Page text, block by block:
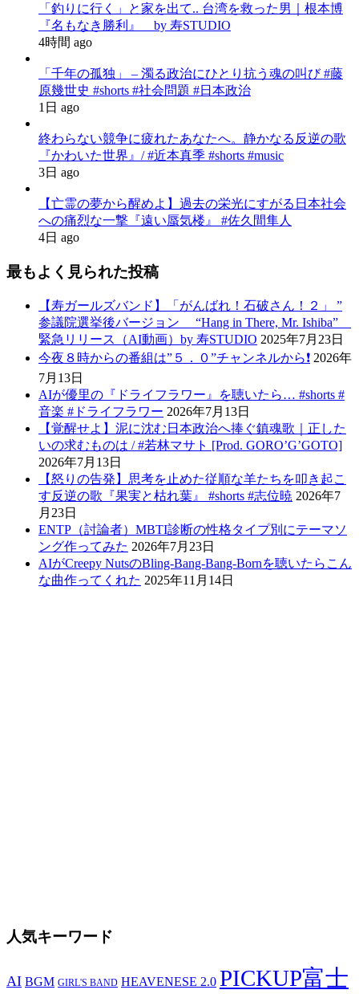
「釣りに行く」と家を出て.. 台湾を救った男｜根本博
『名もなき勝利』 by 寿STUDIO
4時間 ago
「千年の孤独」 – 濁る政治にひとり抗う魂の叫び #藤
原幾世史 #shorts #社会問題 #日本政治
1日 ago
終わらない競争に疲れたあなたへ。静かなる反逆の歌
『かわいた世界』/ #近本真季 #shorts #music
3日 ago
【亡霊の夢から醒めよ】過去の栄光にすがる日本社会
への痛烈な一撃『遠い蜃気楼』 #佐久間隼人
4日 ago
最もよく見られた投稿
【寿ガールズバンド】「がんばれ！石破さん！２」 ”
参議院選挙後バージョン “Hang in There, Mr. Ishiba”
緊急リリース（AI動画）by 寿STUDIO 2025年7月23日
今夜８時からの番組は”５．０”チャンネルから❗️ 2026年
7月13日
AIが優里の『ドライフラワー』を聴いたら… #shorts #
音楽 #ドライフラワー 2026年7月13日
【覚醒せよ】泥に沈む日本政治へ捧ぐ鎮魂歌｜正した
いの求むものは / #若林マサト [Prod. GORO’G’GOTO]
2026年7月13日
【怒りの告発】思考を止めた従順な羊たちを叩き起こ
す反逆の歌『果実と枯れ葉』 #shorts #志位暁 2026年7
月23日
ENTP（討論者）MBTI診断の性格タイプ別にテーマソ
ング作ってみた 2026年7月23日
AIがCreepy NutsのBling-Bang-Bang-Bornを聴いたらこん
な曲作ってくれた 2025年11月14日
人気キーワード
AI BGM GIRL'S BAND HEAVENESE 2.0 PICKUP富士